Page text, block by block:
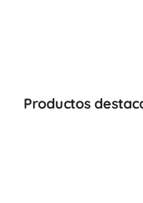
Productos